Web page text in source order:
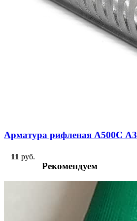
Арматура рифленая А500С А3
11 руб.
Рекомендуем